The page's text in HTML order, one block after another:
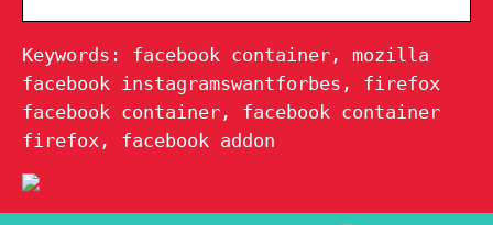
Keywords: facebook container, mozilla
facebook instagramswantforbes, firefox
facebook container, facebook container
firefox, facebook addon